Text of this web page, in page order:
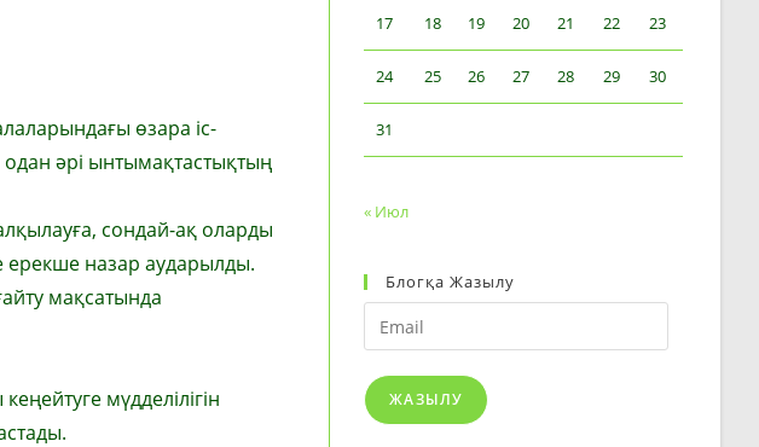
өзара іс-
әрі ынтымақтастықтың
сондай-ақ оларды
ерекше назар аударылды.
мақсатында
мүдделілігін
17 18 19 20 21 22 23
24 25 26 27 28 29 30
31
« Июл
Блогқа Жазылу
Email
ЖАЗЫЛУ